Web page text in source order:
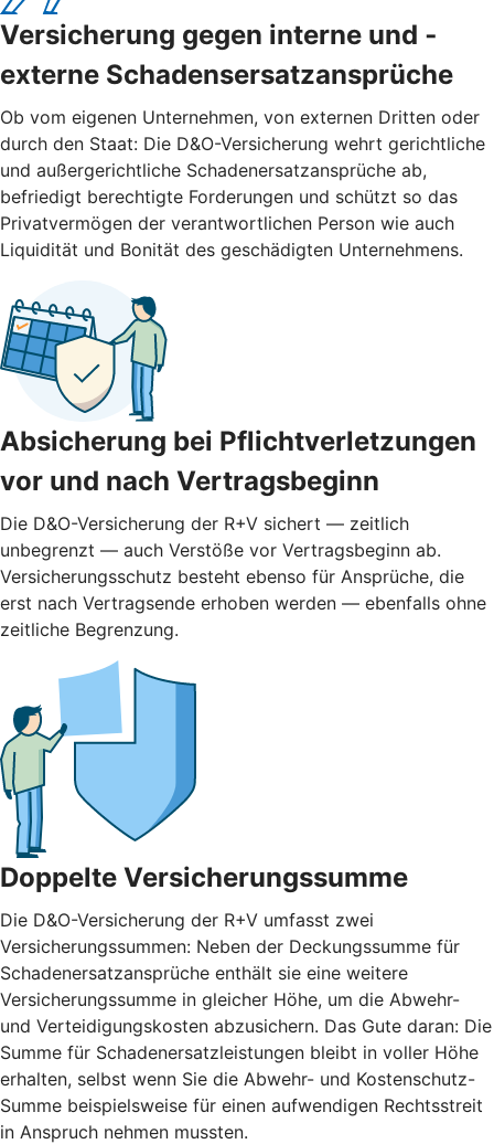
Versicherung gegen interne und ­
externe ­Schadensersatzansprüche
Ob vom eigenen Unternehmen, von externen Dritten oder
durch den Staat: Die D&O-Versicherung wehrt gerichtliche
und außergerichtliche Schadenersatzansprüche ab,
befriedigt berechtigte Forderungen und schützt so das
Privatvermögen der verantwortlichen Person wie auch
Liquidität und Bonität des geschädigten Unternehmens.
Absicherung bei Pflichtverletzungen
vor und nach ­Vertragsbeginn
Die D&O-Versicherung der R+V sichert — zeitlich
unbegrenzt — auch Verstöße vor Vertragsbeginn ab.
Versicherungsschutz besteht ebenso für Ansprüche, die
erst nach Vertragsende erhoben werden — ebenfalls ohne
zeitliche Begrenzung.
Doppelte Versicherungssumme
Die D&O-Versicherung der R+V umfasst zwei
Versicherungssummen: Neben der Deckungssumme für
Schadenersatzansprüche enthält sie eine weitere
Versicherungssumme in gleicher Höhe, um die Abwehr-
und Verteidigungskosten abzusichern. Das Gute daran: Die
Summe für Schadenersatzleistungen bleibt in voller Höhe
erhalten, selbst wenn Sie die Abwehr- und Kostenschutz-
Summe beispielsweise für einen aufwendigen Rechtsstreit
in Anspruch nehmen mussten.